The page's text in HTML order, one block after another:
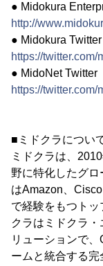
● Midokura
http://
● Midokura Twitter
https://twitter.com/
● MidoNet Twitter
https://twitter.com/
■ミドクラについ
ミドクラは、
野に特化したグ
はAmazon、
で経験をもつト
クラはミドクラ
リューションで
ームと統合する